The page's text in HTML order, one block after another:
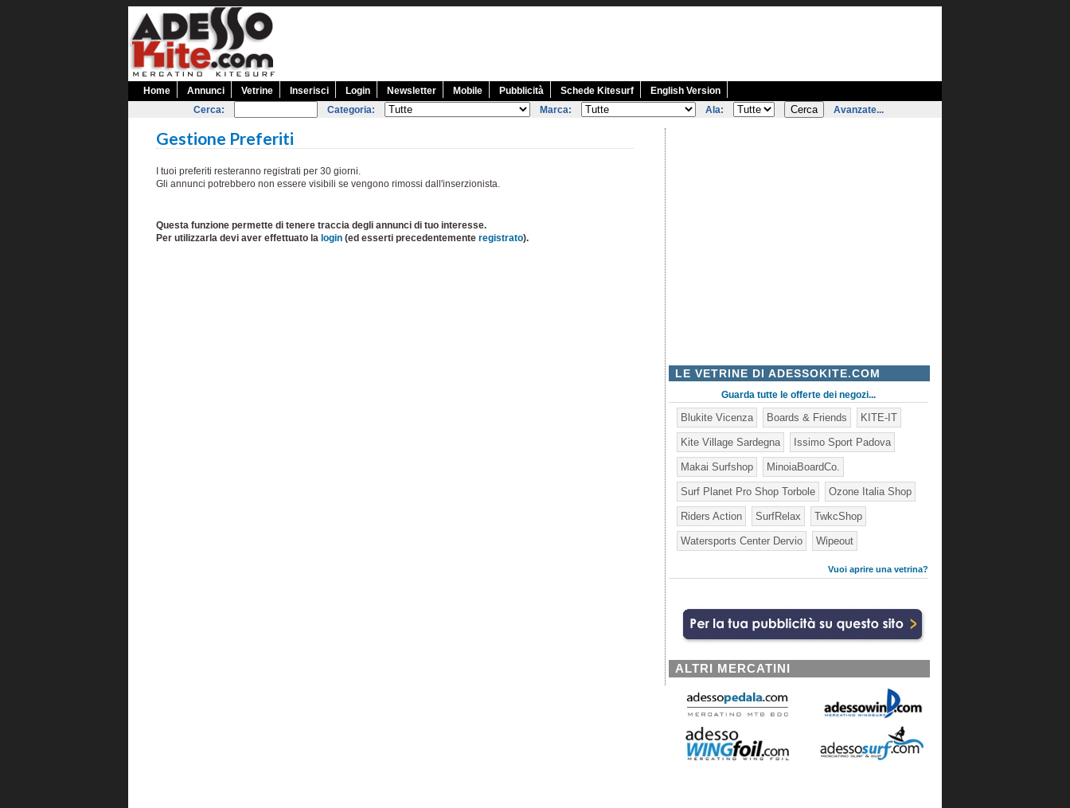
Home Annunci Vetrine Inserisci Login Newsletter Mobile Pubblicità Schede Kitesurf
English Version
Cerca:
Categoria: Marca: Ala: Avanzate...
Gestione Preferiti
I tuoi preferiti resteranno registrati per 30 giorni.
Gli annunci potrebbero non essere visibili se vengono rimossi dall'inserzionista.
Questa funzione permette di tenere traccia degli annunci di tuo interesse.
Per utilizzarla devi aver effettuato la login (ed esserti precedentemente registrato).
LE VETRINE DI ADESSOKITE.COM
Guarda tutte le offerte dei negozi...
Blukite Vicenza Boards & Friends KITE-IT
Kite Village Sardegna Issimo Sport Padova
Makai Surfshop MinoiaBoardCo.
Surf Planet Pro Shop Torbole Ozone Italia Shop
Riders Action SurfRelax TwkcShop
Watersports Center Dervio Wipeout
Vuoi aprire una vetrina?
ALTRI MERCATINI